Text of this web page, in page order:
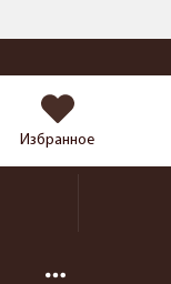
Избранное